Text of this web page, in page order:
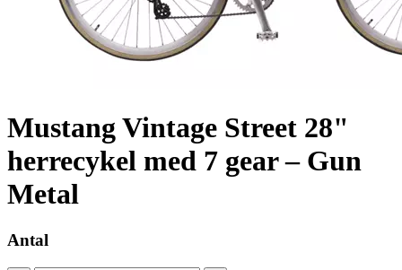
Mustang Vintage Street 28"
herrecykel med 7 gear – Gun
Metal
Antal